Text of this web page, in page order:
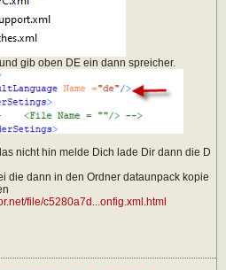
gib oben DE ein dann spreicher.
nicht hin melde Dich lade Dir dann die D
die dann in den Ordner dataunpack kopie
file/c5280a7d...onfig.xml.html